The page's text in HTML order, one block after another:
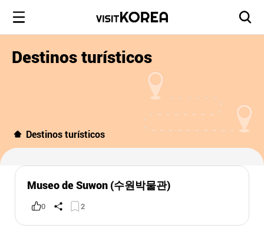
Destinos turísticos
Destinos turísticos
Museo de Suwon (수원박물관)
0 2